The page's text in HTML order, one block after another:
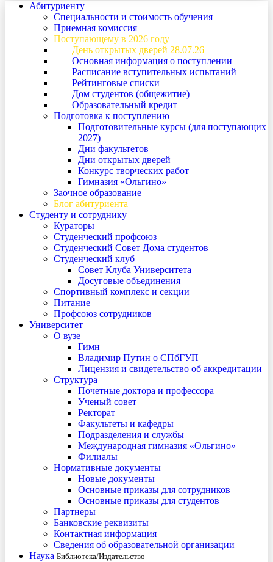
Абитуриенту
Специальности и стоимость обучения
Приемная комиссия
Поступающему в 2026 году
День открытых дверей 28.07.26
Основная информация о поступлении
Расписание вступительных испытаний
Рейтинговые списки
Дом студентов (общежитие)
Образовательный кредит
Подготовка к поступлению
Подготовительные курсы (для поступающих
2027)
Дни факультетов
Дни открытых дверей
Конкурс творческих работ
Гимназия «Ольгино»
Заочное образование
Блог абитуриента
Студенту и сотруднику
Кураторы
Студенческий профсоюз
Студенческий Совет Дома студентов
Студенческий клуб
Совет Клуба Университета
Досуговые объединения
Спортивный комплекс и секции
Питание
Профсоюз сотрудников
Университет
О вузе
Гимн
Владимир Путин о СПбГУП
Лицензия и свидетельство об аккредитации
Структура
Почетные доктора и профессора
Ученый совет
Ректорат
Факультеты и кафедры
Подразделения и службы
Международная гимназия «Ольгино»
Филиалы
Нормативные документы
Новые документы
Основные приказы для сотрудников
Основные приказы для студентов
Партнеры
Банковские реквизиты
Контактная информация
Сведения об образовательной организации
Наука Библиотека/Издательство